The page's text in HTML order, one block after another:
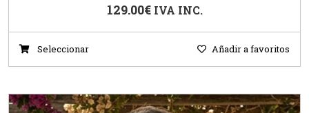
129.00€ IVA INC.
Seleccionar Añadir a favoritos